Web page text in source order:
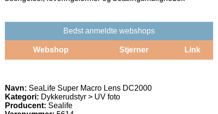
Bedst anmeldte webshops
Webshop Stjerner Link
Navn: SeaLife Super Macro Lens DC2000
Kategori: Dykkerudstyr > UV foto
Producent: Sealife